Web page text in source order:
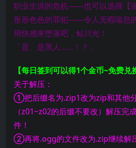
职业生涯的危机——也可以选择【潜
形形色色的罪犯——令人无暇喘息的
用快感来堕落吧，鲇川光！
「是、是黑人……！？」
【每日签到可以得1个金币~免费兑
关于解压：
①把后缀名为.zip1改为zip和其他
（z01~z02的后缀不要改）解压完
件！
②再将.ogg的文件改为.zip继续解